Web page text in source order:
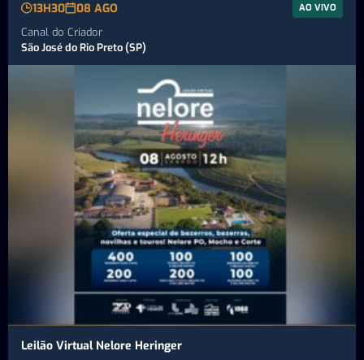
13H30 08 AGO AO VIVO
Canal do Criador
São José do Rio Preto (SP)
Leilão Virtual Nelore Heringer